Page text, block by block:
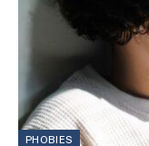
PHOBIES